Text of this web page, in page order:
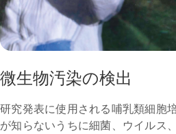
微生物汚染の検出
研究発表に使用される哺乳類細胞
が知らないうちに細菌、ウイルス